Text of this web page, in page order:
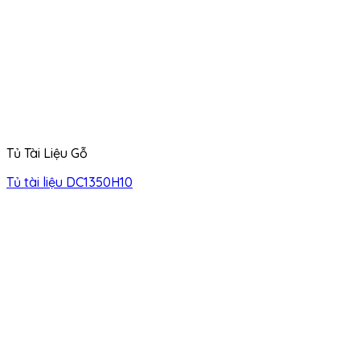
Tủ Tài Liệu Gỗ
Tủ tài liệu DC1350H10